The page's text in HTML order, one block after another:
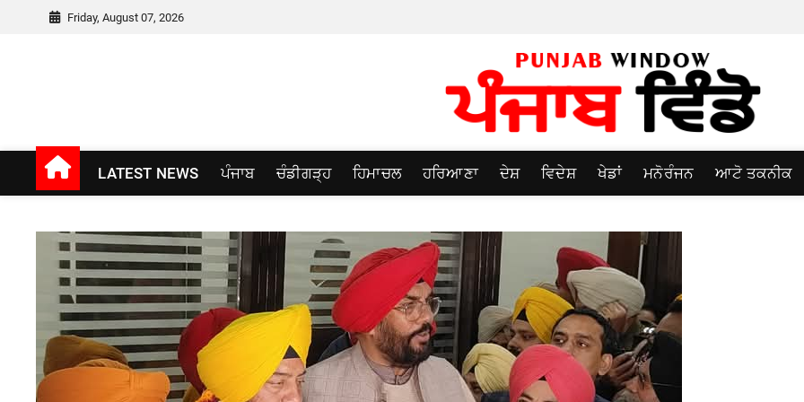
Friday, August 07, 2026
Punjab window
LATEST NEWS ਪੰਜਾਬ ਚੰਡੀਗੜ੍ਹ ਹਿਮਾਚਲ ਹਰਿਆਣਾ ਦੇਸ਼ ਵਿਦੇਸ਼ ਖੇਡਾਂ ਮਨੋਰੰਜਨ ਆਟੋ ਤਕਨੀਕ